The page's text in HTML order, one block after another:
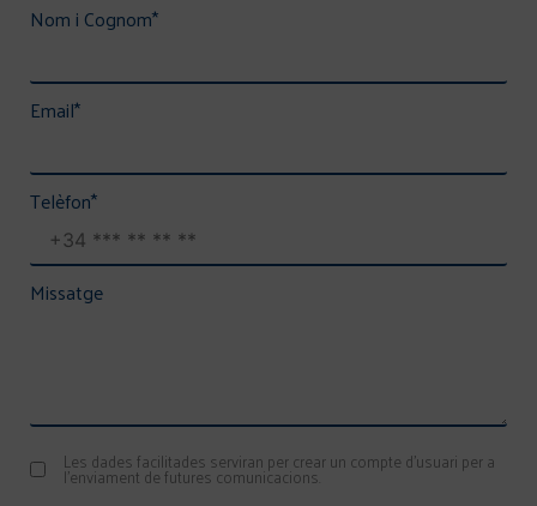
Nom i Cognom*
Email*
Telèfon*
Missatge
Les dades facilitades serviran per crear un compte d'usuari per a
l'enviament de futures comunicacions.